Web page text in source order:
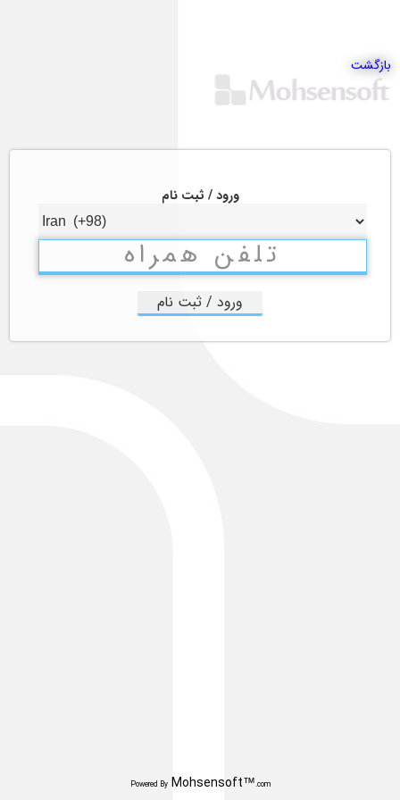
بازگشت
ورود / ثبت نام
ورود / ثبت نام
Powered ByMohsensoft™.com